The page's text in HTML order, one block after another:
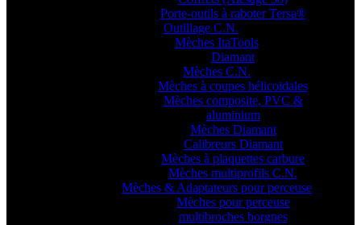
Porte-outils à raboter Tersa®
Outillage C.N.
Mèches ItaTools
Diamant
Mèches C.N.
Mèches à coupes hélicoïdales
Mèches composite, PVC &
aluminium
Mèches Diamant
Calibreurs Diamant
Mèches à plaquettes carbure
Mèches multiprofils C.N.
Mèches & Adaptateurs pour perceuse
Mèches pour perceuse
multibroches borgnes